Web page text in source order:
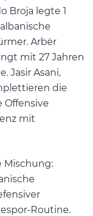
Broja legte 1
Arbër
mit 27 Jahren
Jasir Asani,
die
Offensive
mit
Mischung:
Routine.